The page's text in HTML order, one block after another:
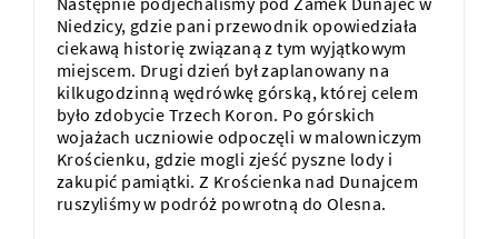
Niedzicy, gdzie pani przewodnik opowiedziała
ciekawą historię związaną z tym wyjątkowym
miejscem. Drugi dzień był zaplanowany na
kilkugodzinną wędrówkę górską, której celem
było zdobycie Trzech Koron. Po górskich
wojażach uczniowie odpoczęli w malowniczym
Krościenku, gdzie mogli zjeść pyszne lody i
zakupić pamiątki. Z Krościenka nad Dunajcem
ruszyliśmy w podróż powrotną do Olesna.